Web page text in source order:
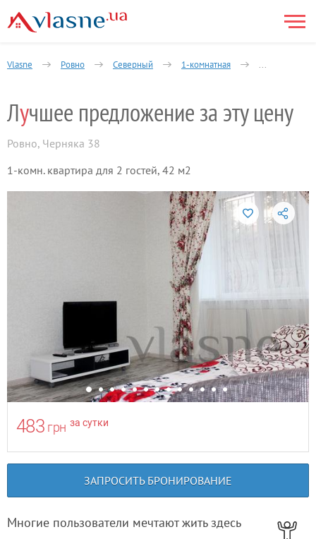
Vlasne Ровно Северный 1-комнатная Черняка
Лучшее предложение за эту цену
Ровно, Черняка 38
1-комн. квартира для 2 гостей, 42 м2
483 грн за сутки
ЗАПРОСИТЬ БРОНИРОВАНИЕ
Многие пользователи мечтают жить здесь